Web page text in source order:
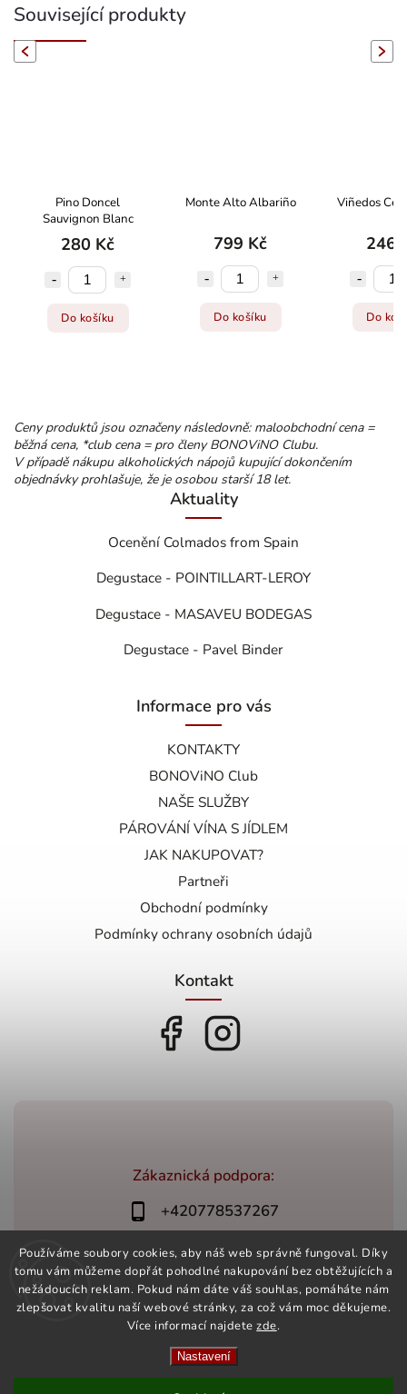
Používáme soubory cookies, aby náš web správně fungoval. Díky
tomu vám můžeme dopřát pohodlné nakupování bez obtěžujících a
nežádoucích reklam. Pokud nám dáte váš souhlas, pomáháte nám
zlepšovat kvalitu naší webové stránky, za což vám moc děkujeme.
Více informací najdetezde.
Nastavení
Související produkty
Pino Doncel
Sauvignon Blanc
280 Kč
Do košíku
Monte Alto Albariño
799 Kč
Do košíku
Viñedos
246
Do
Next
Ceny produktů jsou označeny následovně: maloobchodní cena =
běžná cena, *club cena = pro členy BONOViNO Clubu.
V případě nákupu alkoholických nápojů kupující dokončením
objednávky prohlašuje, že je osobou starší 18 let.
Zákaznická podpora:
+420778537267
bonovino@bonovino.cz
Aktuality
Ocenění Colmados from Spain
Degustace - POINTILLART-LEROY
Degustace - MASAVEU BODEGAS
Degustace - Pavel Binder
Informace pro vás
KONTAKTY
BONOViNO Club
NAŠE SLUŽBY
PÁROVÁNÍ VÍNA S JÍDLEM
JAK NAKUPOVAT?
Partneři
Obchodní podmínky
Podmínky ochrany osobních údajů
Kontakt
Copyright 2026BonoVino.cz. Všechna práva vyhrazena.
VytvořilShoptet| Design